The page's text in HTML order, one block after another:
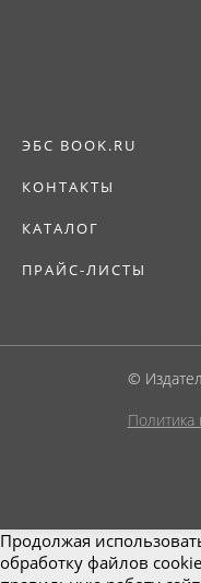
ЭБС BOOK.RU
КОНТАКТЫ
КАТАЛОГ
ПРАЙС-ЛИСТЫ
©
Продолжая
обработку файлов